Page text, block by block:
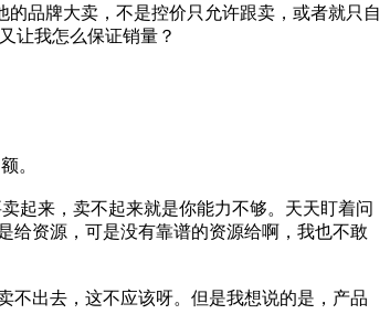
品牌大卖，不是控价只允许跟卖，或者就只自
让我怎么保证销量？
。
起来，卖不起来就是你能力不够。天天盯着问
给资源，可是没有靠谱的资源给啊，我也不敢
不出去，这不应该呀。但是我想说的是，产品